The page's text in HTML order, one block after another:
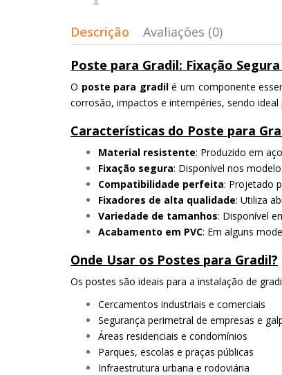
Descrição
Avaliações (0)
Poste para Gradil: Fixação
O poste para gradilé um componente
corrosão, impactos e intempéries, sendo
Características do Poste para
Material resistente: Produzido em
Fixação segura: Disponível nos
Compatibilidade perfeita: Projetado
Fixadores de alta qualidade: Utiliza
Variedade de tamanhos: Disponível
Acabamento em PVC: Em alguns
Onde Usar os Postes para Gradil?
Os postes são ideais para a instalação de
Cercamentos industriais e comerciais
Segurança perimetral de empresas e
Áreas residenciais e condomínios
Parques, escolas e praças públicas
Infraestrutura urbana e rodoviária